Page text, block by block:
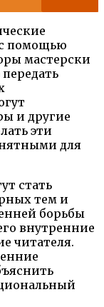
помощью
мастерски
и другие
эти
для
стать
тем и
борьбы
внутренние
читателя.